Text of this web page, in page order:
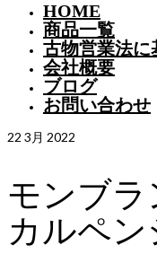
HOME
商品一覧
古物営業法に
会社概要
ブログ
お問い合わせ
22 3月 2022
モンブラ
カルペ